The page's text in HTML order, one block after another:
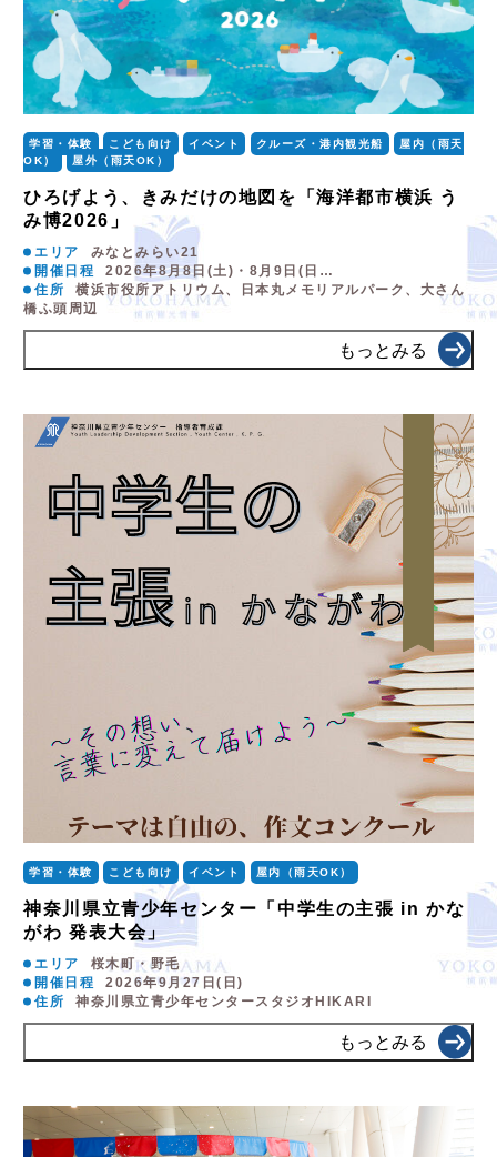
学習・体験 こども向け イベント クルーズ・港内観光船
屋内（雨天
OK）
屋外（雨天OK）
ひろげよう、きみだけの地図を「海洋都市横浜 う
み博2026」
エリア
みなとみらい21
開催日程
2026年8月8日(土)・8月9日(日…
住所
横浜市役所アトリウム、日本丸メモリアルパーク、大さん
橋ふ頭周辺
もっとみる
学習・体験 こども向け イベント 屋内（雨天OK）
神奈川県立青少年センター「中学生の主張 in かな
がわ 発表大会」
エリア
桜木町・野毛
開催日程
2026年9月27日(日)
住所
神奈川県立青少年センタースタジオHIKARI
もっとみる